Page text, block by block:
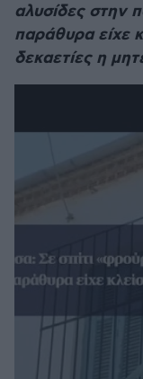
αλυσίδες στην
παράθυρα είχε
δεκαετίες η